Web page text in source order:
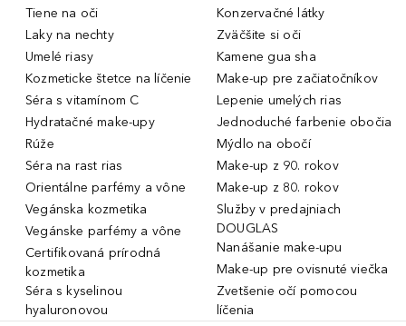
Tiene na oči
Laky na nechty
Umelé riasy
Kozmeticke štetce na líčenie
Séra s vitamínom C
Hydratačné make-upy
Rúže
Séra na rast rias
Orientálne parfémy a vône
Vegánska kozmetika
Vegánske parfémy a vône
Certifikovaná prírodná
kozmetika
Séra s kyselinou
hyaluronovou
Konzervačné látky
Zväčšite si oči
Kamene gua sha
Make-up pre začiatočníkov
Lepenie umelých rias
Jednoduché farbenie obočia
Mýdlo na obočí
Make-up z 90. rokov
Make-up z 80. rokov
Služby v predajniach
DOUGLAS
Nanášanie make-upu
Make-up pre ovisnuté viečka
Zvetšenie očí pomocou
líčenia